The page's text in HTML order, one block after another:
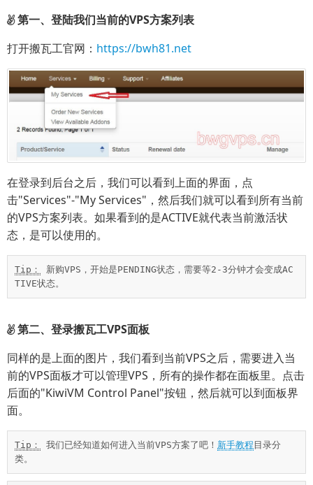
第一、登陆我们当前的VPS方案列表
打开搬瓦工官网： https://bwh81.net
在登录到后台之后，我们可以看到上面的界面，点
击"Services"-"My Services"，然后我们就可以看到所有当前
的VPS方案列表。如果看到的是ACTIVE就代表当前激活状
态，是可以使用的。
Tip：
新购VPS，开始是PENDING状态，需要等2-3分钟才会变成AC
TIVE状态。
第二、登录搬瓦工VPS面板
同样的是上面的图片，我们看到当前VPS之后，需要进入当
前的VPS面板才可以管理VPS，所有的操作都在面板里。点击
后面的"KiwiVM Control Panel"按钮，然后就可以到面板界
面。
Tip： 我们已经知道如何进入当前VPS方案了吧！ 新手教程 目录分
类。